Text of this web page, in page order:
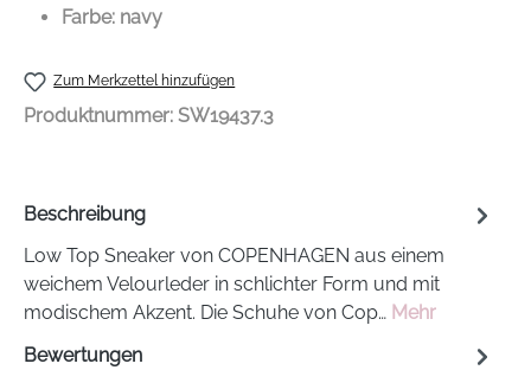
Farbe: navy
Zum Merkzettel hinzufügen
Produktnummer: SW19437.3
Beschreibung
Low Top Sneaker von COPENHAGEN aus einem
weichem Velourleder in schlichter Form und mit
modischem Akzent. Die Schuhe von Cop… Mehr
Bewertungen